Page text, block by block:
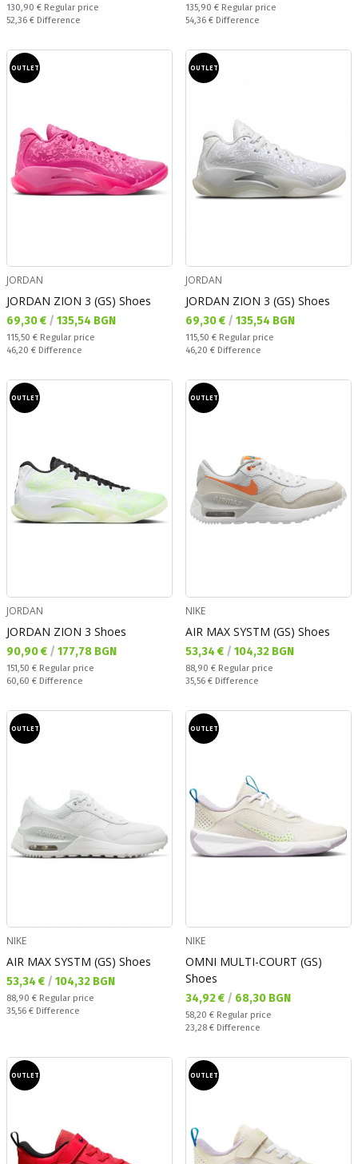
Regular price:
130,90 € Regular price
Спестявате:
52,36 € Difference
Regular price:
135,90 € Regular price
Спестявате:
54,36 € Difference
OUTLET
JORDAN
JORDAN ZION 3 (GS) Shoes
Текуща цена:
69,30 € / 135,54 BGN
Regular price:
115,50 € Regular price
Спестявате:
46,20 € Difference
OUTLET
JORDAN
JORDAN ZION 3 (GS) Shoes
Текуща цена:
69,30 € / 135,54 BGN
Regular price:
115,50 € Regular price
Спестявате:
46,20 € Difference
OUTLET
JORDAN
JORDAN ZION 3 Shoes
Текуща цена:
90,90 € / 177,78 BGN
Regular price:
151,50 € Regular price
Спестявате:
60,60 € Difference
OUTLET
NIKE
AIR MAX SYSTM (GS) Shoes
Текуща цена:
53,34 € / 104,32 BGN
Regular price:
88,90 € Regular price
Спестявате:
35,56 € Difference
OUTLET
NIKE
AIR MAX SYSTM (GS) Shoes
Текуща цена:
53,34 € / 104,32 BGN
Regular price:
88,90 € Regular price
Спестявате:
35,56 € Difference
OUTLET
NIKE
OMNI MULTI-COURT (GS)
Shoes
Текуща цена:
34,92 € / 68,30 BGN
Regular price:
58,20 € Regular price
Спестявате:
23,28 € Difference
OUTLET OUTLET